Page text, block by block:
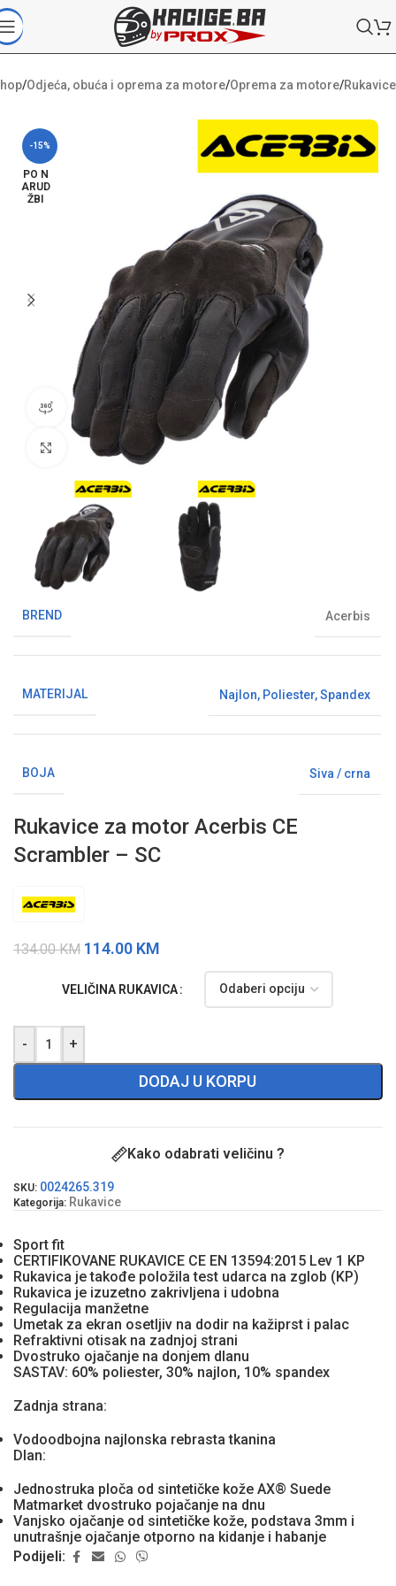
/Odjeća, obuća i oprema za motore/Oprema za motore/Rukavice
-15%
PO N
ARUD
ŽBI
360° pregled proizvoda
Klikni da uvećaš sliku
BREND Acerbis
MATERIJAL Najlon, Poliester,Spandex
BOJA Siva / crna
Rukavice za motor Acerbis CE
Scrambler – SC
134.00KM 114.00 KM
VELIČINA RUKAVICA
- +
DODAJ U KORPU
Kako odabrati veličinu ?
SKU: 0024265.319
Kategorija: Rukavice
Sport fit
CERTIFIKOVANE RUKAVICE CE EN 13594:2015 Lev 1 KP
Rukavica je takođe položila test udarca na zglob (KP)
Rukavica je izuzetno zakrivljena i udobna
Regulacija manžetne
Umetak za ekran osetljiv na dodir na kažiprst i palac
Refraktivni otisak na zadnjoj strani
Dvostruko ojačanje na donjem dlanu
SASTAV: 60% poliester, 30% najlon, 10% spandex
Zadnja strana:
Vodoodbojna najlonska rebrasta tkanina
Dlan:
Jednostruka ploča od sintetičke kože AX® Suede
Matmarket dvostruko pojačanje na dnu
Vanjsko ojačanje od sintetičke kože, podstava 3mm i
unutrašnje ojačanje otporno na kidanje i habanje
Podijeli: